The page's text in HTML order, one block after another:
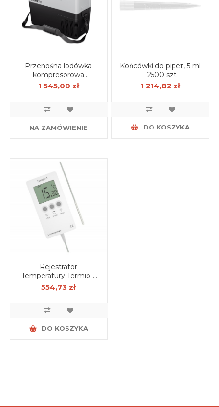
Przenośna lodówka
kompresorowa
Dometic CFF12, 13 l
1 545,00 zł
NA ZAMÓWIENIE
Końcówki do pipet, 5 ml
- 2500 szt.
1 214,82 zł
DO KOSZYKA
Rejestrator
Temperatury Termio-1
ECO - wzorcowanie
PCA
554,73 zł
DO KOSZYKA